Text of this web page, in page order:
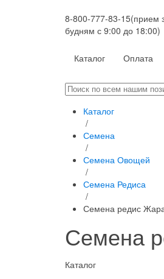
8-800-777-83-15(прием
будням с 9:00 до 18:00)
Каталог
Оплата
Каталог
/
Семена
/
Семена Овощей
/
Семена Редиса
/
Семена редис
Семена
Каталог